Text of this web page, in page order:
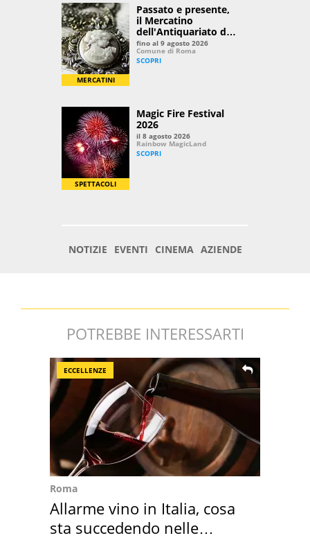
POTREBBE INTERESSARTI
ECCELLENZE
Roma
Allarme vino in Italia, cosa
sta succedendo nelle